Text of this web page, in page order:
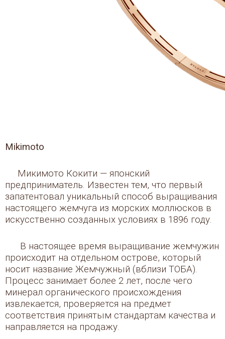
Mikimoto
Микимото Кокити — японский
предприниматель. Известен тем, что первый
запатентовал уникальный способ выращивания
настоящего жемчуга из морских моллюсков в
искусственно созданных условиях в 1896 году.
В настоящее время выращивание жемчужин
происходит на отдельном острове, который
носит название Жемчужный (вблизи ТОБА).
Процесс занимает более 2 лет, после чего
минерал органического происхождения
извлекается, проверяется на предмет
соответствия принятым стандартам качества и
направляется на продажу.